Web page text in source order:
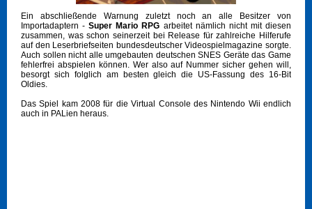
Ein abschließende Warnung zuletzt noch an alle Besitzer von
Importadaptern -Super Mario RPG arbeitet nämlich nicht mit diesen
zusammen, was schon seinerzeit bei Release für zahlreiche Hilferufe
auf den Leserbriefseiten bundesdeutscher Videospielmagazine sorgte.
Auch sollen nicht alle umgebauten deutschen SNES Geräte das Game
fehlerfrei abspielen können. Wer also auf Nummer sicher gehen will,
besorgt sich folglich am besten gleich die US-Fassung des 16-Bit
Oldies.
Das Spiel kam 2008 für die Virtual Console des Nintendo Wii endlich
auch in PALien heraus.